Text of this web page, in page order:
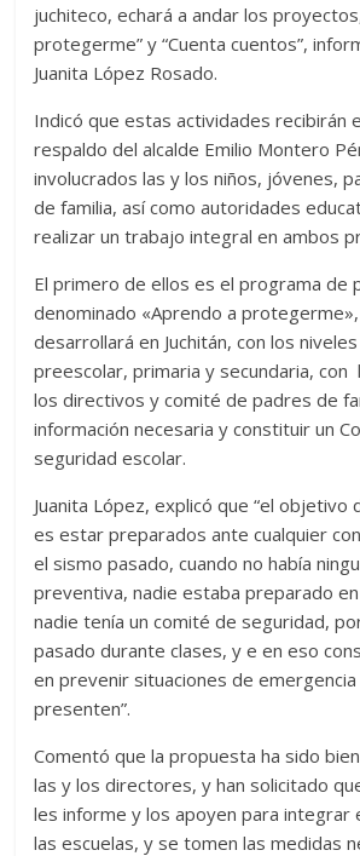
juchiteco, echará a andar los
protegerme” y “Cuenta cuentos”,
Juanita López Rosado.
Indicó que estas actividades recibirán
respaldo del alcalde Emilio Montero
involucrados las y los niños, jóvenes,
de familia, así como autoridades
realizar un trabajo integral en ambos
El primero de ellos es el programa de
denominado «Aprendo a
desarrollará en Juchitán, con los
preescolar, primaria y secundaria, con
los directivos y comité de padres de
información necesaria y constituir un
seguridad escolar.
Juanita López, explicó que “el
es estar preparados ante cualquier
el sismo pasado, cuando no había
preventiva, nadie estaba preparado
nadie tenía un comité de seguridad,
pasado durante clases, y e en eso
en prevenir situaciones de
presenten”.
Comentó que la propuesta ha sido
las y los directores, y han solicitado
les informe y los apoyen para integrar
las escuelas, y se tomen las medidas